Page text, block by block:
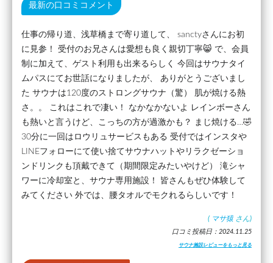
最新の口コミコメント
仕事の帰り道、浅草橋まで寄り道して、 sanctyさんにお初
に見参！ 受付のお兄さんは愛想も良く親切丁寧😸 で、会員
制に加えて、ゲスト利用も出来るらしく 今回はサウナタイ
ムパスにてお世話になりましたが、 ありがとうございまし
た サウナは120度のストロングサウナ（驚） 肌が焼ける熱
さ。。 これはこれで凄い！ なかなかないよ レインボーさん
も熱いと言うけど、こっちの方が過激かも？ まじ焼ける…🤣
30分に一回はロウリュサービスもある 受付ではインスタや
LINEフォローにて使い捨てサウナハットやリラクゼーショ
ンドリンクも頂戴できて（期間限定みたいやけど） 滝シャ
ワーに冷却室と、サウナ専用施設！ 皆さんもぜひ体験して
みてください 外では、腰タオルでモクれるらしいです！
( マサ猿 さん)
口コミ投稿日：2024.11.25
サウナ施設レビューをもっと見る